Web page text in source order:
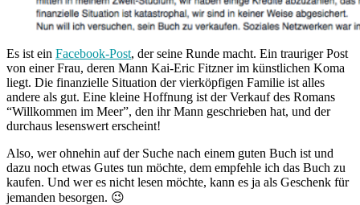
Es ist ein Facebook-Post, der seine Runde macht. Ein trauriger Post
von einer Frau, deren Mann Kai-Eric Fitzner im künstlichen Koma
liegt. Die finanzielle Situation der vierköpfigen Familie ist alles
andere als gut. Eine kleine Hoffnung ist der Verkauf des Romans
“Willkommen im Meer”, den ihr Mann geschrieben hat, und der
durchaus lesenswert erscheint!
Also, wer ohnehin auf der Suche nach einem guten Buch ist und
dazu noch etwas Gutes tun möchte, dem empfehle ich das Buch zu
kaufen. Und wer es nicht lesen möchte, kann es ja als Geschenk für
jemanden besorgen. 😉